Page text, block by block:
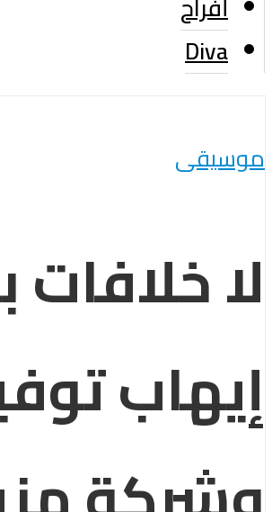
Diva
موسيقى
لا خلافات
إيهاب